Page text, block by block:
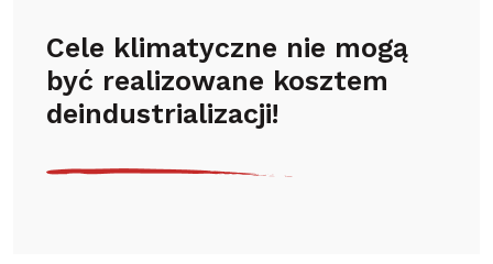
Cele klimatyczne nie mogą
być realizowane kosztem
deindustrializacji!